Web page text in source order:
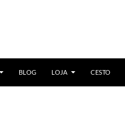
BLOG LOJA CESTO